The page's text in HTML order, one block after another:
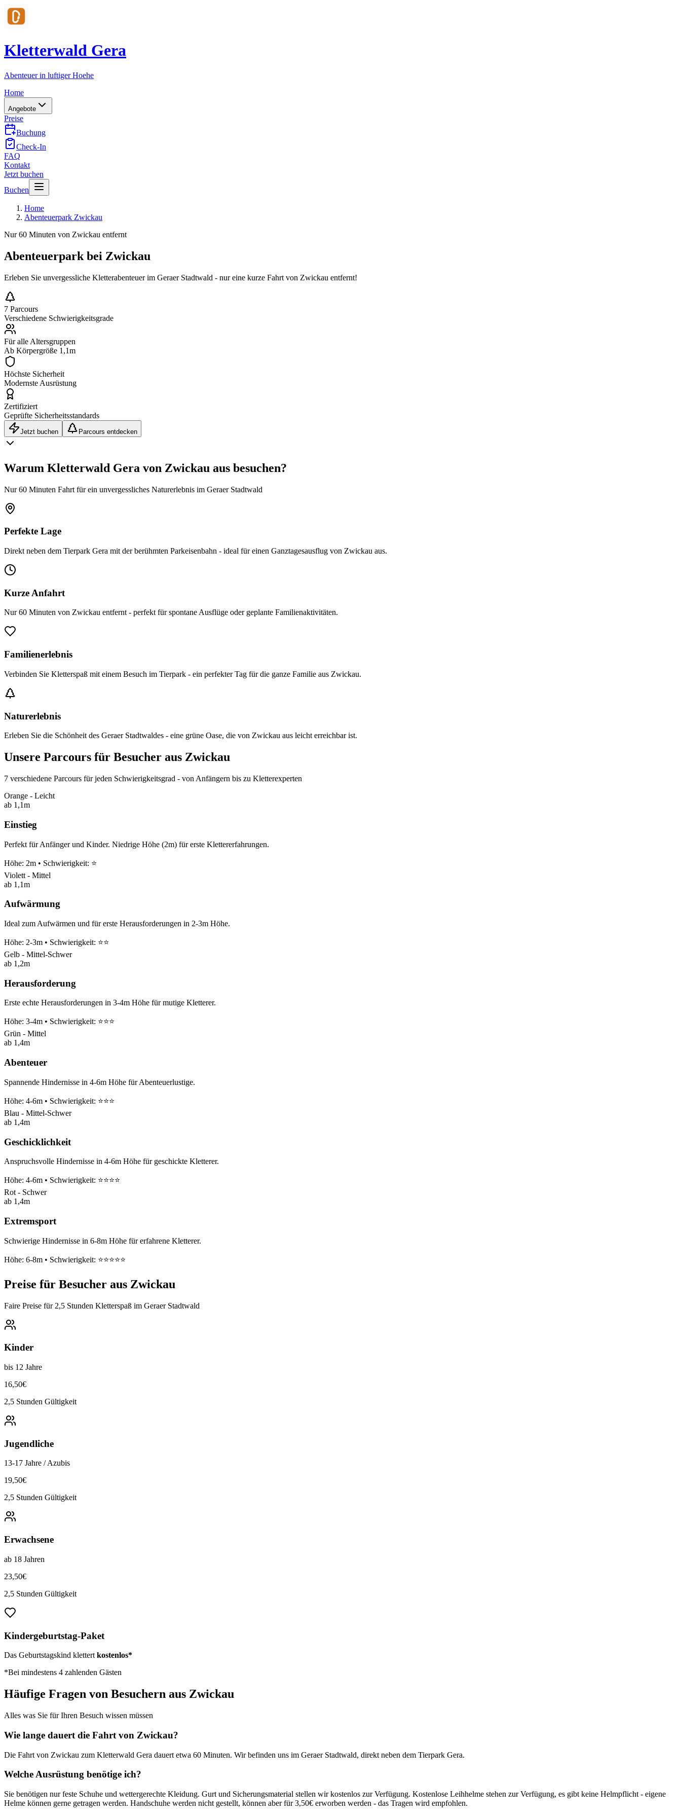
Kletterwald Gera
Abenteuer in luftiger Hoehe
Home
Angebote
Preise
Buchung
Check-In
FAQ
Kontakt
Jetzt buchen
Buchen
Home
Abenteuerpark Zwickau
Nur 60 Minuten von Zwickau entfernt
Abenteuerpark bei Zwickau
Erleben Sie unvergessliche Kletterabenteuer im Geraer Stadtwald - nur eine kurze Fahrt von Zwickau entfernt!
7 Parcours
Verschiedene Schwierigkeitsgrade
Für alle Altersgruppen
Ab Körpergröße 1,1m
Höchste Sicherheit
Modernste Ausrüstung
Zertifiziert
Geprüfte Sicherheitsstandards
Jetzt buchen Parcours entdecken
Warum Kletterwald Gera von Zwickau aus besuchen?
Nur 60 Minuten Fahrt für ein unvergessliches Naturerlebnis im Geraer Stadtwald
Perfekte Lage
Direkt neben dem Tierpark Gera mit der berühmten Parkeisenbahn - ideal für einen Ganztagesausflug von Zwickau aus.
Kurze Anfahrt
Nur 60 Minuten von Zwickau entfernt - perfekt für spontane Ausflüge oder geplante Familienaktivitäten.
Familienerlebnis
Verbinden Sie Kletterspaß mit einem Besuch im Tierpark - ein perfekter Tag für die ganze Familie aus Zwickau.
Naturerlebnis
Erleben Sie die Schönheit des Geraer Stadtwaldes - eine grüne Oase, die von Zwickau aus leicht erreichbar ist.
Unsere Parcours für Besucher aus Zwickau
7 verschiedene Parcours für jeden Schwierigkeitsgrad - von Anfängern bis zu Kletterexperten
Orange - Leicht
ab 1,1m
Einstieg
Perfekt für Anfänger und Kinder. Niedrige Höhe (2m) für erste Klettererfahrungen.
Höhe: 2m • Schwierigkeit: ⭐
Violett - Mittel
ab 1,1m
Aufwärmung
Ideal zum Aufwärmen und für erste Herausforderungen in 2-3m Höhe.
Höhe: 2-3m • Schwierigkeit: ⭐⭐
Gelb - Mittel-Schwer
ab 1,2m
Herausforderung
Erste echte Herausforderungen in 3-4m Höhe für mutige Kletterer.
Höhe: 3-4m • Schwierigkeit: ⭐⭐⭐
Grün - Mittel
ab 1,4m
Abenteuer
Spannende Hindernisse in 4-6m Höhe für Abenteuerlustige.
Höhe: 4-6m • Schwierigkeit: ⭐⭐⭐
Blau - Mittel-Schwer
ab 1,4m
Geschicklichkeit
Anspruchsvolle Hindernisse in 4-6m Höhe für geschickte Kletterer.
Höhe: 4-6m • Schwierigkeit: ⭐⭐⭐⭐
Rot - Schwer
ab 1,4m
Extremsport
Schwierige Hindernisse in 6-8m Höhe für erfahrene Kletterer.
Höhe: 6-8m • Schwierigkeit: ⭐⭐⭐⭐⭐
Preise für Besucher aus Zwickau
Faire Preise für 2,5 Stunden Kletterspaß im Geraer Stadtwald
Kinder
bis 12 Jahre
16,50€
2,5 Stunden Gültigkeit
Jugendliche
13-17 Jahre / Azubis
19,50€
2,5 Stunden Gültigkeit
Erwachsene
ab 18 Jahren
23,50€
2,5 Stunden Gültigkeit
Kindergeburtstag-Paket
Das Geburtstagskind klettert kostenlos*
*Bei mindestens 4 zahlenden Gästen
Häufige Fragen von Besuchern aus Zwickau
Alles was Sie für Ihren Besuch wissen müssen
Wie lange dauert die Fahrt von Zwickau?
Die Fahrt von Zwickau zum Kletterwald Gera dauert etwa 60 Minuten. Wir befinden uns im Geraer Stadtwald, direkt neben dem Tierpark Gera.
Welche Ausrüstung benötige ich?
Sie benötigen nur feste Schuhe und wettergerechte Kleidung. Gurt und Sicherungsmaterial stellen wir kostenlos zur Verfügung. Kostenlose Leihhelme stehen zur Verfügung, es gibt keine Helmpflicht - eigene
Helme können gerne getragen werden. Handschuhe werden nicht gestellt, können aber für 3,50€ erworben werden - das Tragen wird empfohlen.